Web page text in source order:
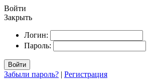
Войти
Закрыть
Логин:
Пароль:
Войти
Забыли пароль? | Регистрация